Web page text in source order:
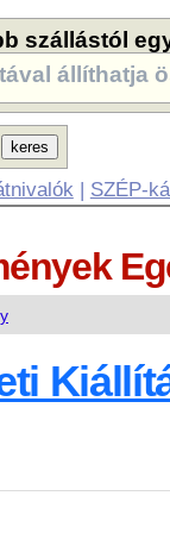
szállástól
állíthatja
| SZÉP-